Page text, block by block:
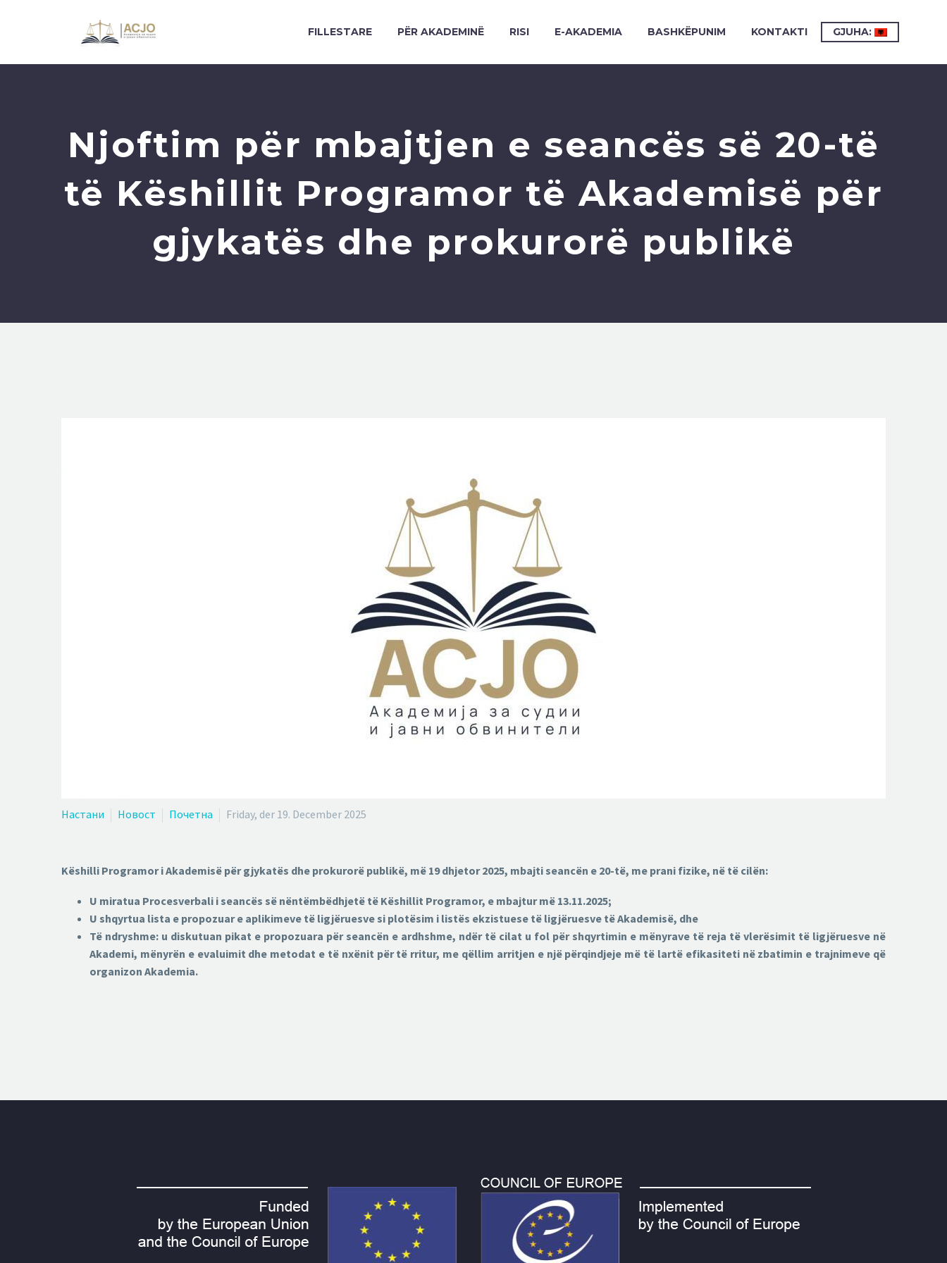
FILLESTARE PËR AKADEMINË RISI E-AKADEMIA BASHKËPUNIM KONTAKTI GJUHA:
Njoftim për mbajtjen e seancës së 20-të
të Këshillit Programor të Akademisë për
gjykatës dhe prokurorë publikë
Настани Новост Почетна Friday, der 19. December 2025
Këshilli Programor i Akademisë për gjykatës dhe prokurorë publikë, më 19 dhjetor 2025, mbajti seancën e 20-të, me prani fizike, në të cilën:
U miratua Procesverbali i seancës së nëntëmbëdhjetë të Këshillit Programor, e mbajtur më 13.11.2025;
U shqyrtua lista e propozuar e aplikimeve të ligjëruesve si plotësim i listës ekzistuese të ligjëruesve të Akademisë, dhe
Të ndryshme: u diskutuan pikat e propozuara për seancën e ardhshme, ndër të cilat u fol për shqyrtimin e mënyrave të reja të vlerësimit të ligjëruesve në
Akademi, mënyrën e evaluimit dhe metodat e të nxënit për të rritur, me qëllim arritjen e një përqindjeje më të lartë efikasiteti në zbatimin e trajnimeve që
organizon Akademia.